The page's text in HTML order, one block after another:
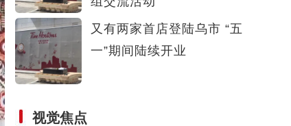
又有两家首店登陆乌市 “五
一”期间陆续开业
视觉焦点